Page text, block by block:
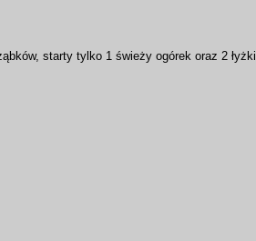
starty tylko 1 świeży ogórek oraz 2 łyżki